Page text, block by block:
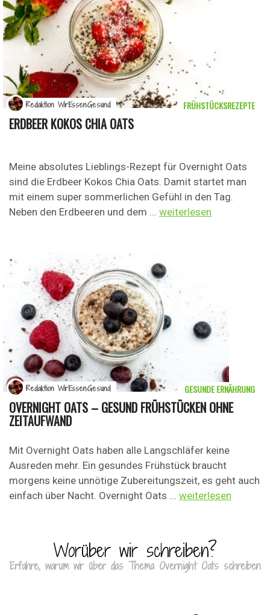
ERDBEER KOKOS CHIA OATS
Meine absolutes Lieblings-Rezept für Overnight Oats
sind die Erdbeer Kokos Chia Oats. Damit startet man
mit einem super sommerlichen Gefühl in den Tag.
Neben den Erdbeeren und dem ... weiterlesen
FRÜHSTÜCKSREZEPTE
Redaktion WirEssenGesund
OVERNIGHT OATS – GESUND FRÜHSTÜCKEN OHNE
ZEITAUFWAND
Mit Overnight Oats haben alle Langschläfer keine
Ausreden mehr. Ein gesundes Frühstück braucht
morgens keine unnötige Zubereitungszeit, es geht auch
einfach über Nacht. Overnight Oats ... weiterlesen
GESUNDE ERNÄHRUNG
Redaktion WirEssenGesund
Worüber wir schreiben?
Erfahre, warum wir über das Thema Overnight Oats schreiben